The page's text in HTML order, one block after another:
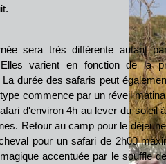
sera très différente autant
Elles varient en fonction de la
durée des safaris peut
commence par un réveil
d'environ 4h au lever du soleil
Retour au camp pour le
pour un safari de 2h00
accentuée par le souffle